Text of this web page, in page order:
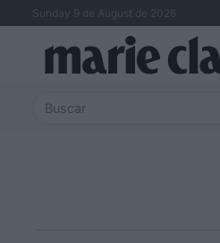
Sunday 9 de August de 2026